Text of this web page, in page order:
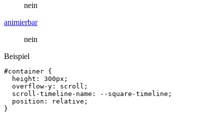
nein
animierbar
nein
Beispiel
#container {
height : 300px ;
overflow-y : scroll ;
scroll -timeline - name : -- square -timeline ;
position : relative ;
}